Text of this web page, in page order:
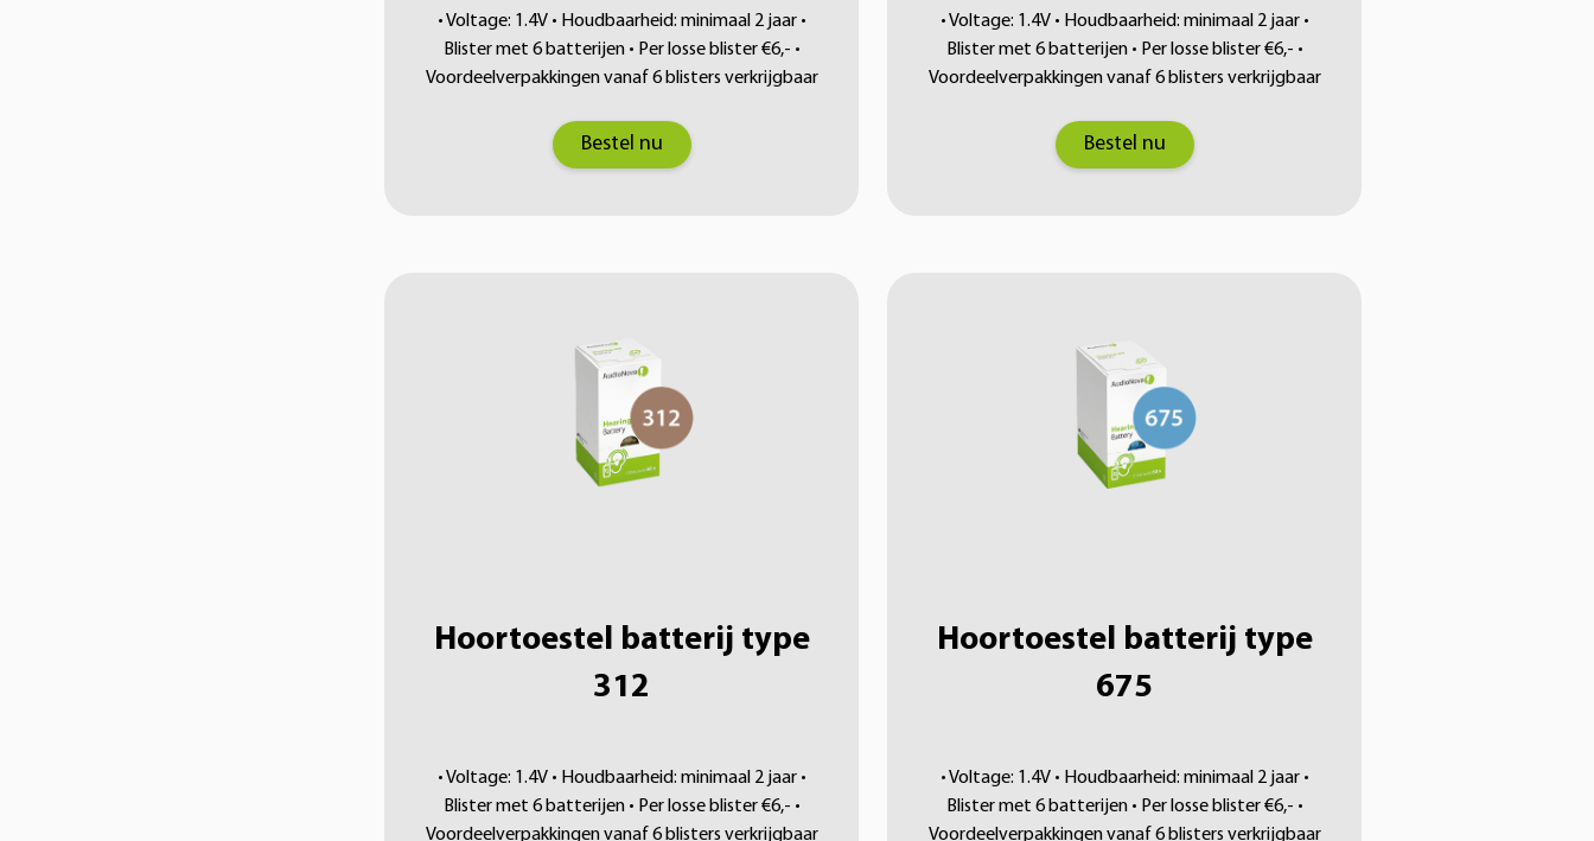
• Voltage: 1.4V • Houdbaarheid: minimaal 2 jaar •
Blister met 6 batterijen • Per losse blister €6,- •
Voordeelverpakkingen vanaf 6 blisters verkrijgbaar
Bestel nu
• Voltage: 1.4V • Houdbaarheid: minimaal 2 jaar •
Blister met 6 batterijen • Per losse blister €6,- •
Voordeelverpakkingen vanaf 6 blisters verkrijgbaar
Bestel nu
Hoortoestel batterij type
312
• Voltage: 1.4V • Houdbaarheid: minimaal 2 jaar •
Blister met 6 batterijen • Per losse blister €6,- •
Voordeelverpakkingen vanaf 6 blisters verkrijgbaar
Hoortoestel batterij type
675
• Voltage: 1.4V • Houdbaarheid: minimaal 2 jaar •
Blister met 6 batterijen • Per losse blister €6,- •
Voordeelverpakkingen vanaf 6 blisters verkrijgbaar